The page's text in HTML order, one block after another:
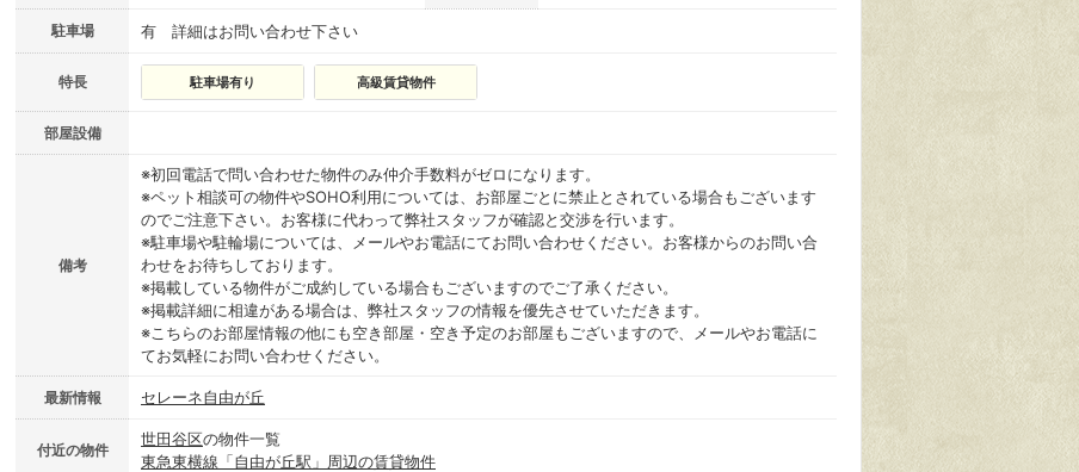
駐車場 有 詳細はお問い合わせ下さい
特長 駐車場有り 高級賃貸物件
部屋設備
備考
※初回電話で問い合わせた物件のみ仲介手数料がゼロになります。
※ペット相談可の物件やSOHO利用については、お部屋ごとに禁止とされている場合もございます
のでご注意下さい。お客様に代わって弊社スタッフが確認と交渉を行います。
※駐車場や駐輪場については、メールやお電話にてお問い合わせください。お客様からのお問い合
わせをお待ちしております。
※掲載している物件がご成約している場合もございますのでご了承ください。
※掲載詳細に相違がある場合は、弊社スタッフの情報を優先させていただきます。
※こちらのお部屋情報の他にも空き部屋・空き予定のお部屋もございますので、メールやお電話に
てお気軽にお問い合わせください。
最新情報 セレーネ自由が丘
付近の物件
世田谷区の物件一覧
東急東横線「自由が丘駅」周辺の賃貸物件